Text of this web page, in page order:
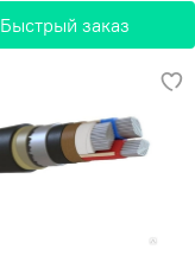
Быстрый заказ